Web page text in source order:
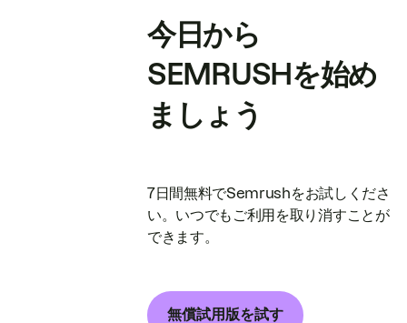
今日から
SEMRUSHを始め
ましょう
7日間無料でSemrushをお試しくださ
い。いつでもご利用を取り消すことが
できます。
無償試用版を試す